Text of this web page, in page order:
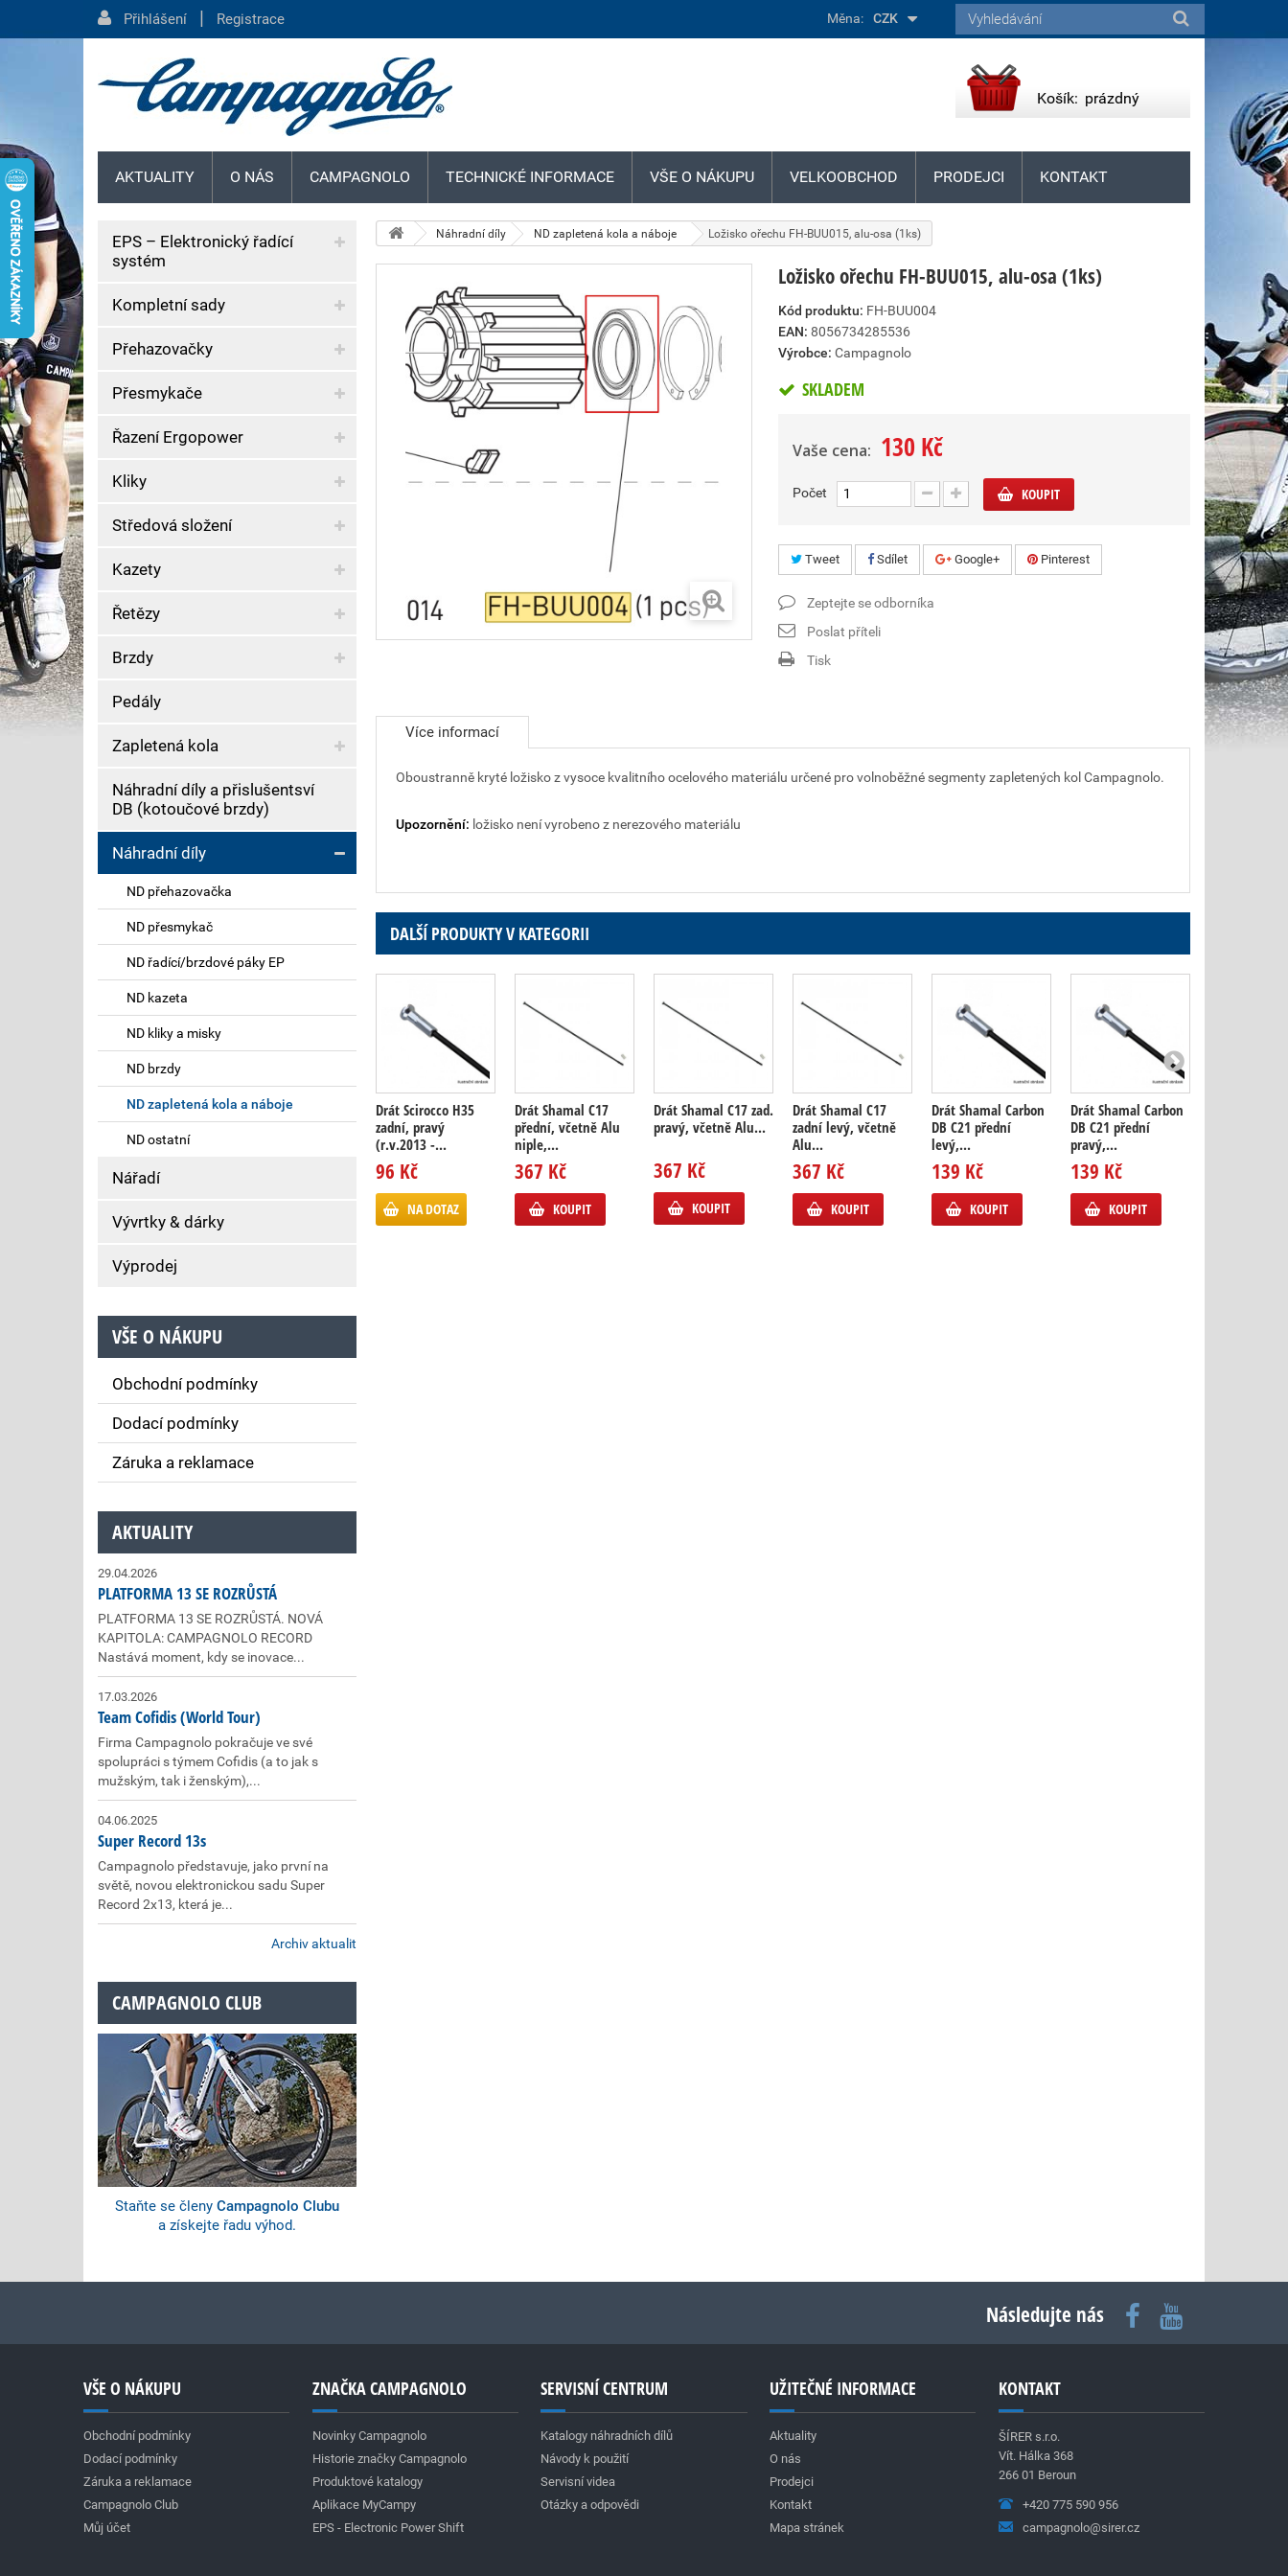
Náhradní díly ND zapletená kola a náboje Ložisko ořechu FH-BUU015, alu-osa (1ks)
Ložisko ořechu FH-BUU015, alu-osa (1ks)
Kód produktu: FH-BUU004
EAN: 8056734285536
Výrobce: Campagnolo
SKLADEM
Vaše cena: 130 Kč
Počet KOUPIT
Tweet Sdílet Google+ Pinterest
Zeptejte se odborníka
Poslat příteli
Tisk
Více informací
Oboustranně kryté ložisko z vysoce kvalitního ocelového materiálu určené pro volnoběžné segmenty zapletených kol Campagnolo.
Upozornění: ložisko není vyrobeno z nerezového materiálu
DALŠÍ PRODUKTY V KATEGORII
Drát Scirocco H35
zadní, pravý
(r.v.2013 -...
96 Kč
NA DOTAZ
Drát Shamal C17
přední, včetně Alu
niple,...
367 Kč
KOUPIT
Drát Shamal C17 zad.
pravý, včetně Alu...
367 Kč
KOUPIT
Drát Shamal C17
zadní levý, včetně
Alu...
367 Kč
KOUPIT
Drát Shamal Carbon
DB C21 přední
levý,...
139 Kč
KOUPIT
Drát Shamal Carbon
DB C21 přední
pravý,...
139 Kč
KOUPIT
EPS – Elektronický řadící
systém
Kompletní sady
Přehazovačky
Přesmykače
Řazení Ergopower
Kliky
Středová složení
Kazety
Řetězy
Brzdy
Pedály
Zapletená kola
Náhradní díly a přislušentsví
DB (kotoučové brzdy)
Náhradní díly
ND přehazovačka
ND přesmykač
ND řadící/brzdové páky EP
ND kazeta
ND kliky a misky
ND brzdy
ND zapletená kola a náboje
ND ostatní
Nářadí
Vývrtky & dárky
Výprodej
VŠE O NÁKUPU
Obchodní podmínky
Dodací podmínky
Záruka a reklamace
AKTUALITY
29.04.2026
PLATFORMA 13 SE ROZRŮSTÁ
PLATFORMA 13 SE ROZRŮSTÁ. NOVÁ
KAPITOLA: CAMPAGNOLO RECORD
Nastává moment, kdy se inovace...
17.03.2026
Team Cofidis (World Tour)
Firma Campagnolo pokračuje ve své
spolupráci s týmem Cofidis (a to jak s
mužským, tak i ženským),...
04.06.2025
Super Record 13s
Campagnolo představuje, jako první na
světě, novou elektronickou sadu Super
Record 2x13, která je...
Archiv aktualit
CAMPAGNOLO CLUB
Staňte se členy Campagnolo Clubu
a získejte řadu výhod.
Přihlášení | Registrace Měna: CZK
Košík: prázdný
AKTUALITY O NÁS CAMPAGNOLO TECHNICKÉ INFORMACE VŠE O NÁKUPU VELKOOBCHOD PRODEJCI KONTAKT
Následujte nás
VŠE O NÁKUPU
Obchodní podmínky
Dodací podmínky
Záruka a reklamace
Campagnolo Club
Můj účet
ZNAČKA CAMPAGNOLO
Novinky Campagnolo
Historie značky Campagnolo
Produktové katalogy
Aplikace MyCampy
EPS - Electronic Power Shift
SERVISNÍ CENTRUM
Katalogy náhradních dílů
Návody k použití
Servisní videa
Otázky a odpovědi
UŽITEČNÉ INFORMACE
Aktuality
O nás
Prodejci
Kontakt
Mapa stránek
KONTAKT
ŠÍRER s.r.o.
Vít. Hálka 368
266 01 Beroun
+420 775 590 956
campagnolo@sirer.cz